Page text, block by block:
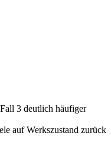
3 deutlich häufiger
auf Werkszustand zurück